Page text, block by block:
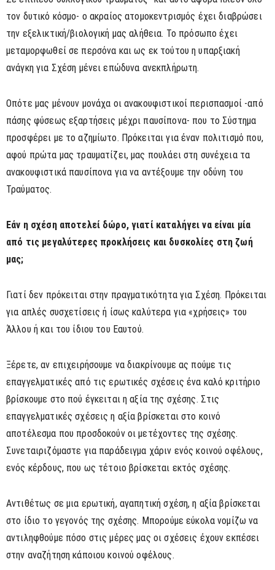
τον δυτικό κόσμο- ο ακραίος ατομοκεντρισμός έχει διαβρώσει
την εξελικτική/βιολογική μας αλήθεια. Το πρόσωπο έχει
μεταμορφωθεί σε περσόνα και ως εκ τούτου η υπαρξιακή
ανάγκη για Σχέση μένει επώδυνα ανεκπλήρωτη.
Οπότε μας μένουν μονάχα οι ανακουφιστικοί περισπασμοί -από
πάσης φύσεως εξαρτήσεις μέχρι παυσίπονα- που το Σύστημα
προσφέρει με το αζημίωτο. Πρόκειται για έναν πολιτισμό που,
αφού πρώτα μας τραυματίζει, μας πουλάει στη συνέχεια τα
ανακουφιστικά παυσίπονα για να αντέξουμε την οδύνη του
Τραύματος.
Εάν η σχέση αποτελεί δώρο, γιατί καταλήγει να είναι μία
από τις μεγαλύτερες προκλήσεις και δυσκολίες στη ζωή
μας;
Γιατί δεν πρόκειται στην πραγματικότητα για Σχέση. Πρόκειται
για απλές συσχετίσεις ή ίσως καλύτερα για «χρήσεις» του
Άλλου ή και του ίδιου του Εαυτού.
Ξέρετε, αν επιχειρήσουμε να διακρίνουμε ας πούμε τις
επαγγελματικές από τις ερωτικές σχέσεις ένα καλό κριτήριο
βρίσκουμε στο πού έγκειται η αξία της σχέσης. Στις
επαγγελματικές σχέσεις η αξία βρίσκεται στο κοινό
αποτέλεσμα που προσδοκούν οι μετέχοντες της σχέσης.
Συνεταιριζόμαστε για παράδειγμα χάριν ενός κοινού οφέλους,
ενός κέρδους, που ως τέτοιο βρίσκεται εκτός σχέσης.
Αντιθέτως σε μια ερωτική, αγαπητική σχέση, η αξία βρίσκεται
στο ίδιο το γεγονός της σχέσης. Μπορούμε εύκολα νομίζω να
αντιληφθούμε πόσο στις μέρες μας οι σχέσεις έχουν εκπέσει
στην αναζήτηση κάποιου κοινού οφέλους.